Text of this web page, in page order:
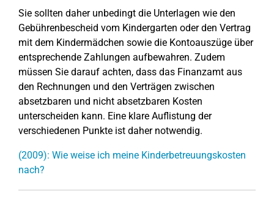
Sie sollten daher unbedingt die Unterlagen wie den
Gebührenbescheid vom Kindergarten oder den Vertrag
mit dem Kindermädchen sowie die Kontoauszüge über
entsprechende Zahlungen aufbewahren. Zudem
müssen Sie darauf achten, dass das Finanzamt aus
den Rechnungen und den Verträgen zwischen
absetzbaren und nicht absetzbaren Kosten
unterscheiden kann. Eine klare Auflistung der
verschiedenen Punkte ist daher notwendig.
(2009): Wie weise ich meine Kinderbetreuungskosten
nach?